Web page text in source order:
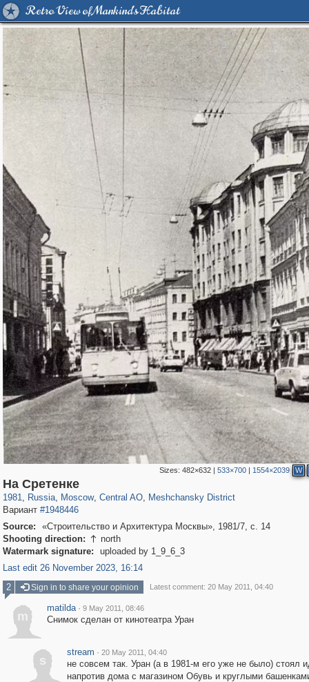
Retro View of Mankind's Habitat
Sizes:482×632 |533×700 | 1554×2039 W
На Сретенке
1981, Russia
1,407,325
, Moscow
319,882 8,286
, Central AO
160,021
, Meshchansky District
Вариант #1948446
Source:
«Строительство и Архитектура Москвы», 1981/7, с. 14
Shooting direction:  north
Watermark signature:
uploaded by 1_9_6_3
Last edit 26 November 2023, 16:14
2
Sign in to share your opinion Latest comment: 20 May 2011, 04:40
m
matilda · 9 May 2011, 08:46
Снимок сделан от кинотеатра Уран
s
stream · 20 May 2011, 04:40
не совсем так. Уран (а в 1981-м его уже не было) стоял
напротив дома с магазином Обувь и круглыми